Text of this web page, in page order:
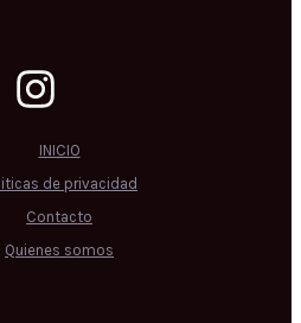
INICIO
de privacidad
Contacto
Quienes somos